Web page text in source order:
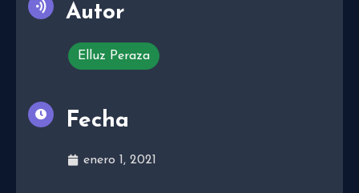
Autor
Elluz Peraza
Fecha
enero 1, 2021